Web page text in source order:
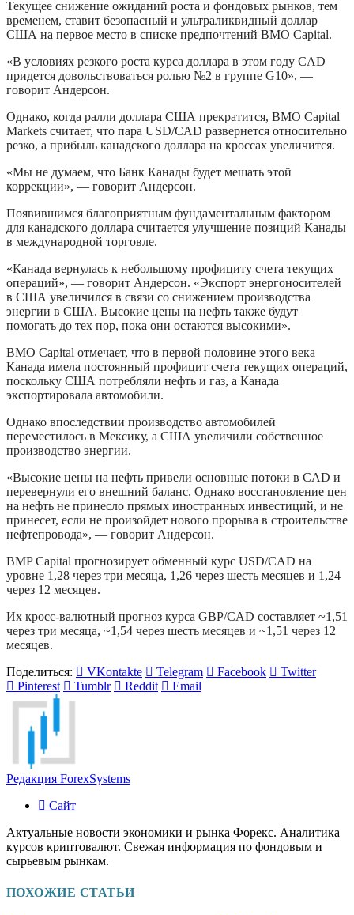
Текущее снижение ожиданий роста и фондовых рынков, тем
временем, ставит безопасный и ультраликвидный доллар
США на первое место в списке предпочтений BMO Capital.
«В условиях резкого роста курса доллара в этом году CAD
придется довольствоваться ролью №2 в группе G10», —
говорит Андерсон.
Однако, когда ралли доллара США прекратится, BMO Capital
Markets считает, что пара USD/CAD развернется относительно
резко, а прибыль канадского доллара на кроссах увеличится.
«Мы не думаем, что Банк Канады будет мешать этой
коррекции», — говорит Андерсон.
Появившимся благоприятным фундаментальным фактором
для канадского доллара считается улучшение позиций Канады
в международной торговле.
«Канада вернулась к небольшому профициту счета текущих
операций», — говорит Андерсон. «Экспорт энергоносителей
в США увеличился в связи со снижением производства
энергии в США. Высокие цены на нефть также будут
помогать до тех пор, пока они остаются высокими».
BMO Capital отмечает, что в первой половине этого века
Канада имела постоянный профицит счета текущих операций,
поскольку США потребляли нефть и газ, а Канада
экспортировала автомобили.
Однако впоследствии производство автомобилей
переместилось в Мексику, а США увеличили собственное
производство энергии.
«Высокие цены на нефть привели основные потоки в CAD и
перевернули его внешний баланс. Однако восстановление цен
на нефть не принесло прямых иностранных инвестиций, и не
принесет, если не произойдет нового прорыва в строительстве
нефтепровода», — говорит Андерсон.
BMP Capital прогнозирует обменный курс USD/CAD на
уровне 1,28 через три месяца, 1,26 через шесть месяцев и 1,24
через 12 месяцев.
Их кросс-валютный прогноз курса GBP/CAD составляет ~1,51
через три месяца, ~1,54 через шесть месяцев и ~1,51 через 12
месяцев.
Поделиться:
VKontakte Telegram Facebook
Twitter
Pinterest
Tumblr Reddit Email
Редакция ForexSystems
Сайт
Актуальные новости экономики и рынка Форекс. Аналитика
курсов криптовалют. Свежая информация по фондовым и
сырьевым рынкам.
ПОХОЖИЕ СТАТЬИ